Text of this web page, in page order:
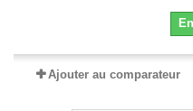
Ajouter au comparateur